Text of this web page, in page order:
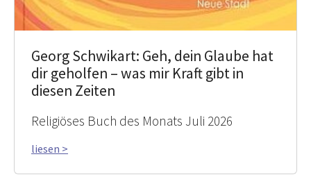
Georg Schwikart: Geh, dein Glaube hat
dir geholfen – was mir Kraft gibt in
diesen Zeiten
Religiöses Buch des Monats Juli 2026
liesen >